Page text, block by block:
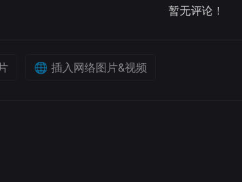
暂无评论！
🌐 插入网络图片&视频